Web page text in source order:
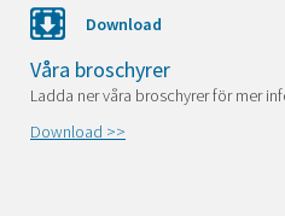
Download
Våra broschyrer
Ladda ner våra broschyrer för mer
Download >>